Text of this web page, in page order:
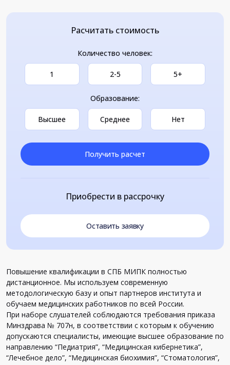
Расчитать стоимость
Количество человек:
1 2-5 5+
Образование:
Высшее Среднее Нет
Получить расчет
Приобрести в рассрочку
Оставить заявку
Повышение квалификации в СПБ МИПК полностью
дистанционное. Мы используем современную
методологическую базу и опыт партнеров института и
обучаем медицинских работников по всей России.
При наборе слушателей соблюдаются требования приказа
Минздрава № 707н, в соответствии с которым к обучению
допускаются специалисты, имеющие высшее образование по
направлению “Педиатрия”, “Медицинская кибернетика”,
“Лечебное дело”, “Медицинская биохимия”, “Стоматология”,